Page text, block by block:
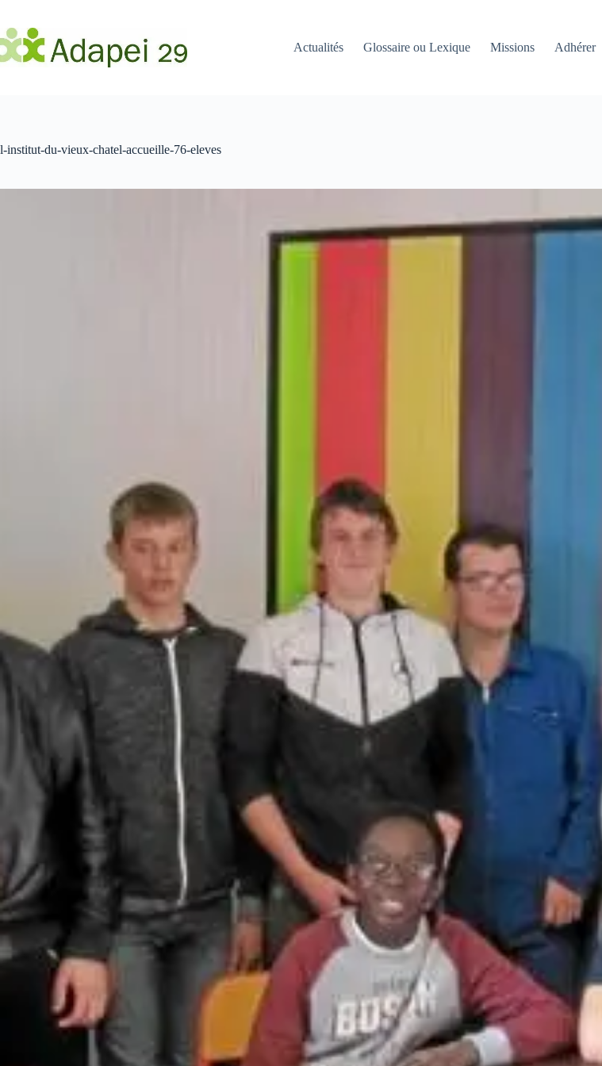
contenu
Actualités
Glossaire ou Lexique Missions Adhérer
l-institut-du-vieux-chatel-accueille-76-eleves